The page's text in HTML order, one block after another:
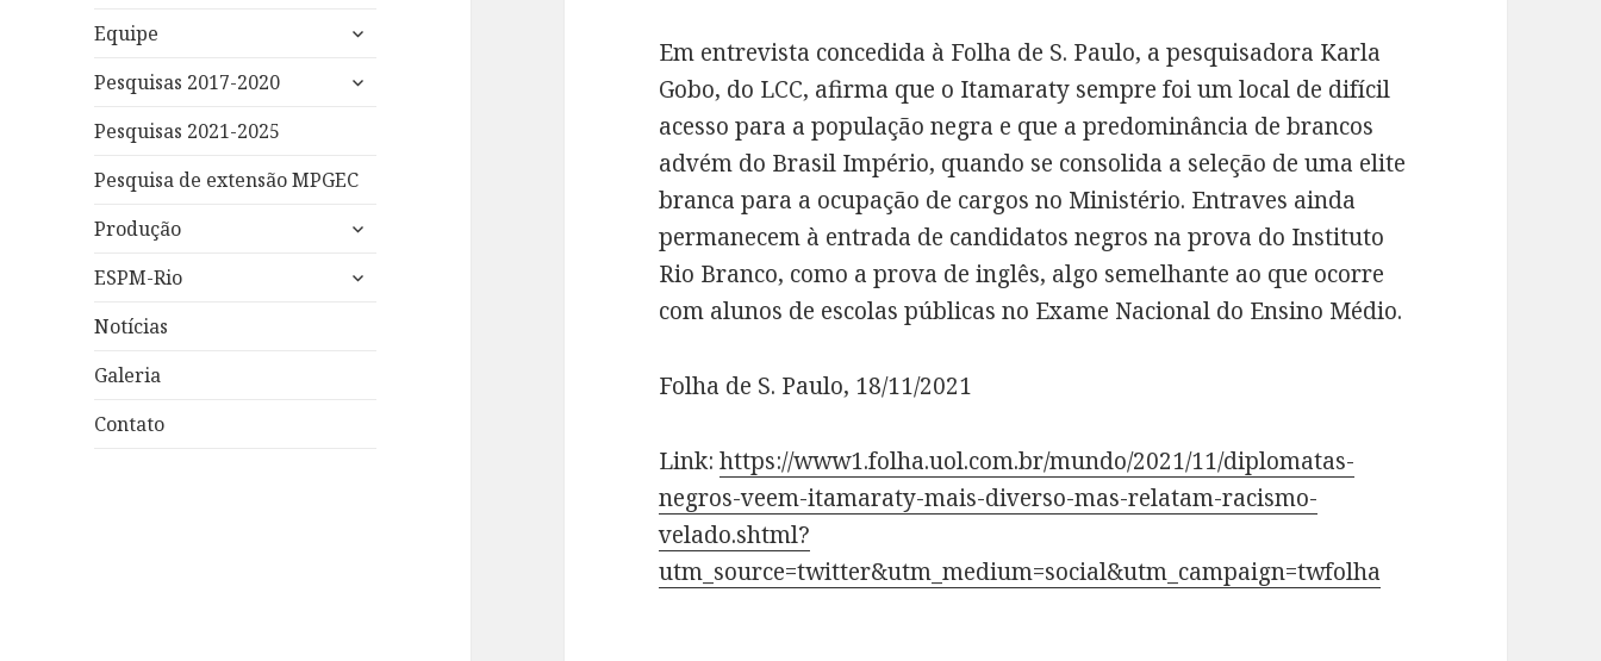
Equipe
expandir
Pesquisas 2017-2020
expandir
Pesquisas 2021-2025
Pesquisa de extensão MPGEC
Produção
expandir
ESPM-Rio
expandir
Notícias
Galeria
Contato
Em entrevista concedida à Folha de S. Paulo, a pesquisadora Karla
Gobo, do LCC, afirma que o Itamaraty sempre foi um local de difícil
acesso para a população negra e que a predominância de brancos
advém do Brasil Império, quando se consolida a seleção de uma elite
branca para a ocupação de cargos no Ministério. Entraves ainda
permanecem à entrada de candidatos negros na prova do Instituto
Rio Branco, como a prova de inglês, algo semelhante ao que ocorre
com alunos de escolas públicas no Exame Nacional do Ensino Médio.
Folha de S. Paulo, 18/11/2021
Link:https://www1.folha.uol.com.br/mundo/2021/11/diplomatas-
negros-veem-itamaraty-mais-diverso-mas-relatam-racismo-
velado.shtml?
utm_source=twitter&utm_medium=social&utm_campaign=twfolha